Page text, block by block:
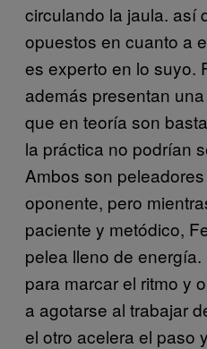
circulando la jaula. así
opuestos en cuanto a
es experto en lo suyo.
además presentan
que en teoría son
la práctica no podrían
Ambos son
oponente, pero
paciente y metódico,
pelea lleno de
para marcar el ritmo y
a agotarse al trabajar
el otro acelera el paso